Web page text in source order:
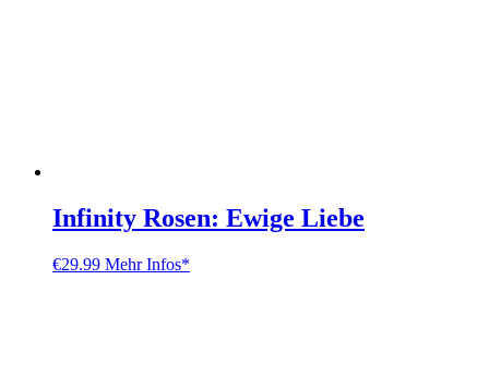
Infinity Rosen: Ewige Liebe
€29.99 Mehr Infos*